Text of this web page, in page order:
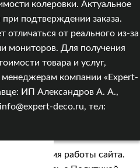
колеровки. Актуальное
при подтверждении заказа.
отличаться от реального из‑за
мониторов. Для получения
товара и услуг,
компании «Expert-
ИП Александров А. А.,
deco.ru, тел:
улучшения работы сайта.